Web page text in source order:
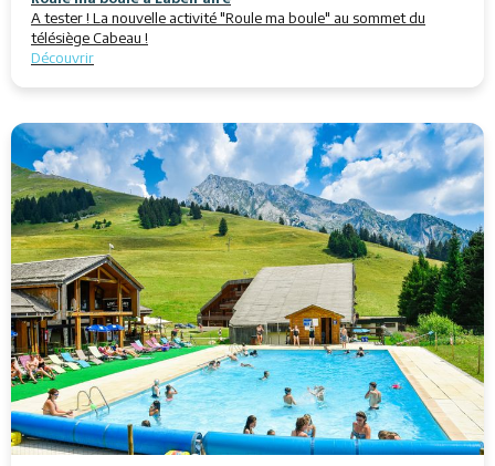
A tester ! La nouvelle activité "Roule ma boule" au sommet du
télésiège Cabeau !
Découvrir